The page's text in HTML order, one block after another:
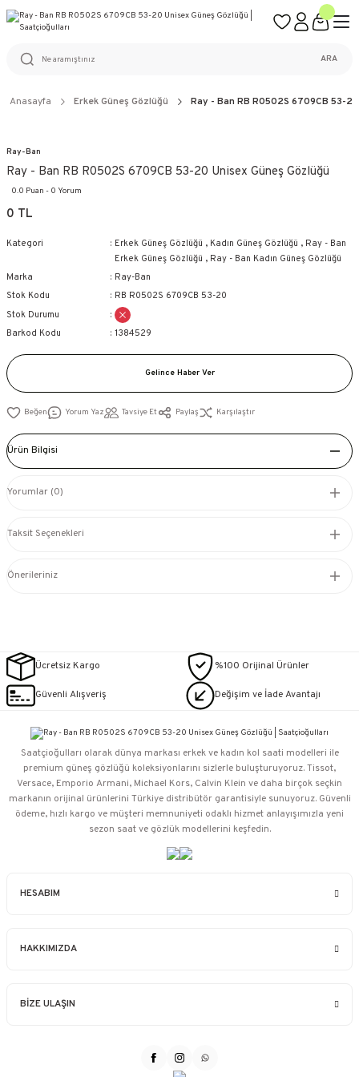
%100 ORİJİNAL ÜRÜN GARANTİSİ
ARA
Anasayfa Erkek Güneş Gözlüğü Ray - Ban RB R0502S 6709CB 53-
Ray-Ban
Ray - Ban RB R0502S 6709CB 53-20 Unisex Güneş Gözlüğü
0.0 Puan - 0 Yorum
0 TL
Kategori Erkek Güneş Gözlüğü , Kadın Güneş Gözlüğü , Ray - Ban
Erkek Güneş Gözlüğü , Ray - Ban Kadın Güneş Gözlüğü
Marka
Ray-Ban
Stok Kodu
RB R0502S 6709CB 53-20
Stok Durumu
Barkod Kodu
1384529
Gelince Haber Ver
Yorum Yaz Tavsiye Et Paylaş Karşılaştır
Ürün Bilgisi
Yorumlar (0)
Taksit Seçenekleri
Önerileriniz
Ücretsiz Kargo %100 Orijinal Ürünler
Güvenli Alışveriş Değişim ve İade Avantajı
HESABIM
HAKKIMIZDA
BİZE ULAŞIN
Saatçioğulları⁠ olarak dünya markası erkek ve kadın kol saati modelleri ile
premium güneş gözlüğü koleksiyonlarını sizlerle buluşturuyoruz. Tissot,
Versace, Emporio Armani, Michael Kors, Calvin Klein ve daha birçok seçkin
markanın orijinal ürünlerini Türkiye distribütör garantisiyle sunuyoruz. Güvenli
ödeme, hızlı kargo ve müşteri memnuniyeti odaklı hizmet anlayışımızla yeni
sezon saat ve gözlük modellerini keşfedin.